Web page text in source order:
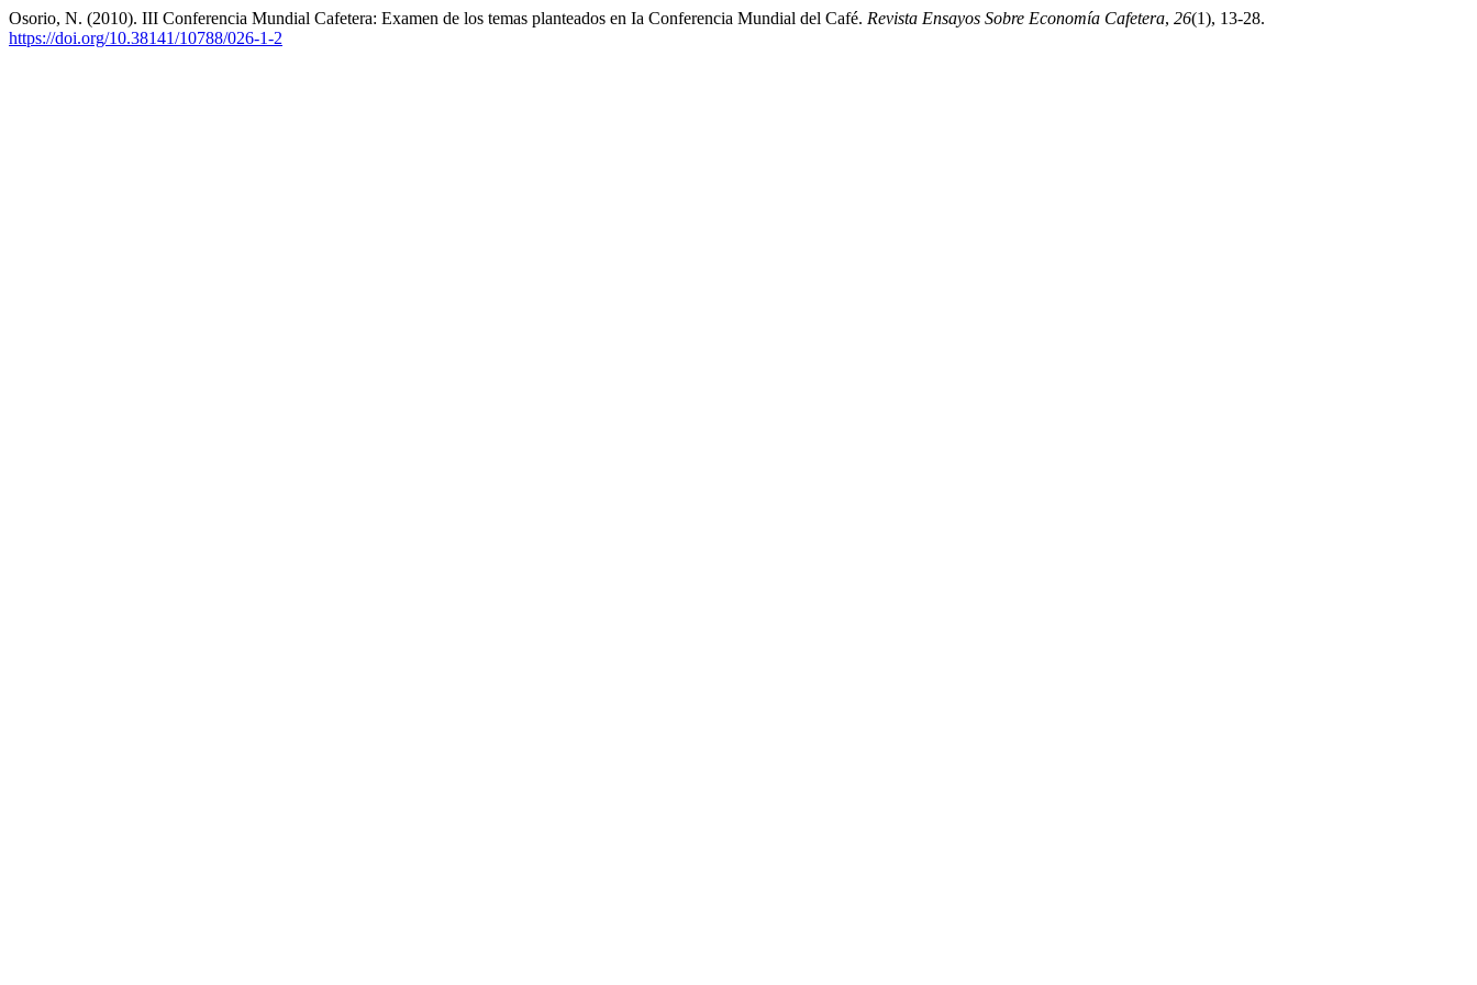
Osorio, N. (2010). III Conferencia Mundial Cafetera: Examen de los temas planteados en Ia Conferencia Mundial del Café. Revista Ensayos Sobre Economía Cafetera, 26(1), 13-28.
https://doi.org/10.38141/10788/026-1-2